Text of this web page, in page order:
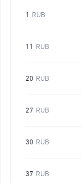
1 RUB
11 RUB
20 RUB
27 RUB
30 RUB
37 RUB